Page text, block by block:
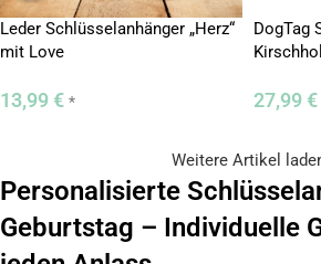
Leder Schlüsselanhänger „Herz“
mit Love
13,99 € *
DogTag
27,99 €
Weitere Artikel
Personalisierte
Geburtstag – Individuelle